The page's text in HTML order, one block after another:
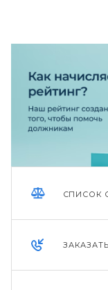
СПИСОК